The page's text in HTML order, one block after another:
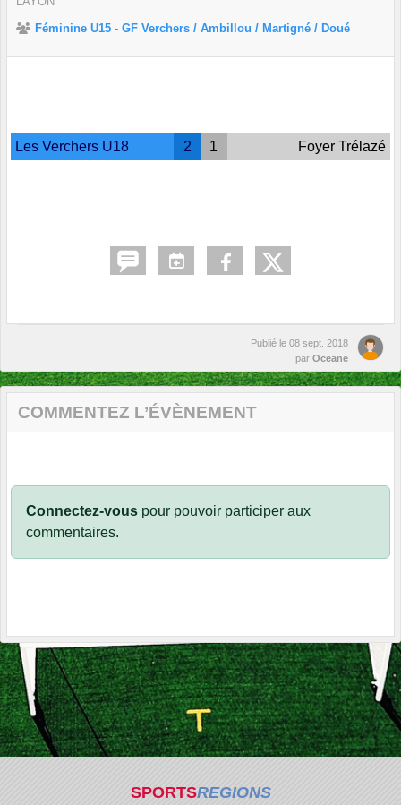
Féminine U15 - GF Verchers / Ambillou / Martigné / Doué
Les Verchers U18 2 1 Foyer Trélazé
Publié le 08 sept. 2018
par Oceane
COMMENTEZ L’ÉVÈNEMENT
Connectez-vous pour pouvoir participer aux
commentaires.
SPORTSREGIONS